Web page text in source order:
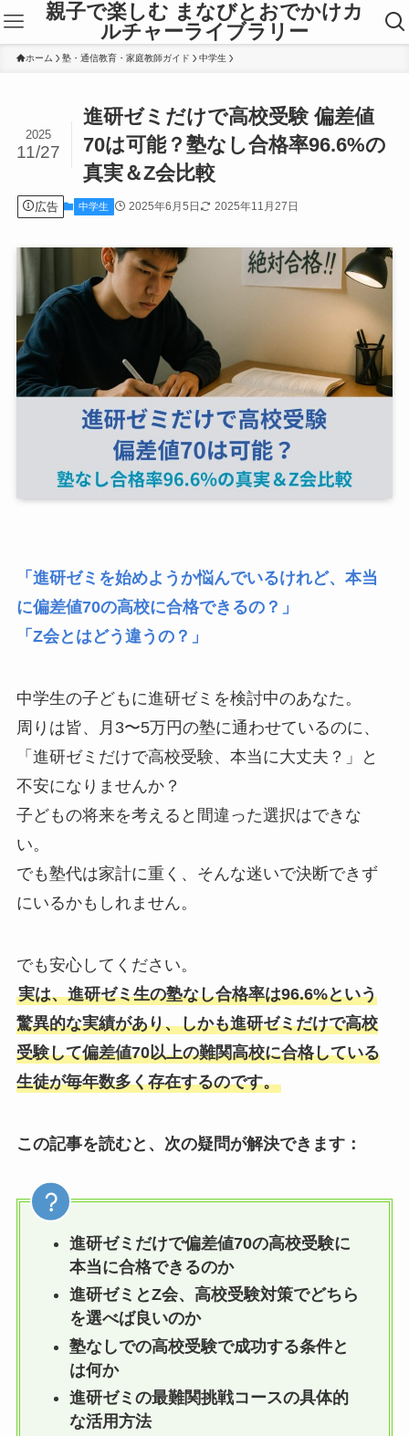
親子で楽しむ まなびとおでかけカ
ルチャーライブラリー
ホーム 塾・通信教育・家庭教師ガイド 中学生
進研ゼミだけで高校受験 偏差値
70は可能？塾なし合格率96.6%の
真実＆Z会比較
2025
11/27
広告 中学生 2025年6月5日 2025年11月27日
「進研ゼミを始めようか悩んでいるけれど、本当
に偏差値70の高校に合格できるの？」
「Z会とはどう違うの？」
中学生の子どもに進研ゼミを検討中のあなた。
周りは皆、月3〜5万円の塾に通わせているのに、
「進研ゼミだけで高校受験、本当に大丈夫？」と
不安になりませんか？
子どもの将来を考えると間違った選択はできな
い。
でも塾代は家計に重く、そんな迷いで決断できず
にいるかもしれません。
でも安心してください。
実は、進研ゼミ生の塾なし合格率は96.6%という
驚異的な実績があり、しかも進研ゼミだけで高校
受験して偏差値70以上の難関高校に合格している
生徒が毎年数多く存在するのです。
この記事を読むと、次の疑問が解決できます：
進研ゼミだけで偏差値70の高校受験に
本当に合格できるのか
進研ゼミとZ会、高校受験対策でどちら
を選べば良いのか
塾なしでの高校受験で成功する条件と
は何か
進研ゼミの最難関挑戦コースの具体的
な活用方法